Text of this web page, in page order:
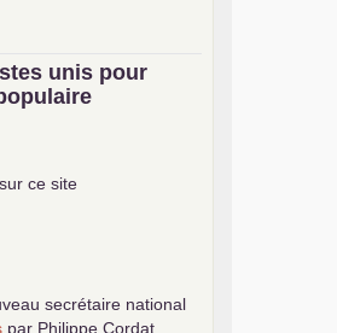
unis pour
ce site
secrétaire national
par Philippe Cordat